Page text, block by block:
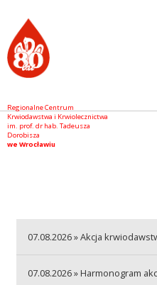
Regionalne Centrum
Krwiodawstwa i Krwiolecznictwa
im. prof. dr hab. Tadeusza
Dorobisza
we Wrocławiu
07.08.2026 » Akcja
07.08.2026 » Harmonogram